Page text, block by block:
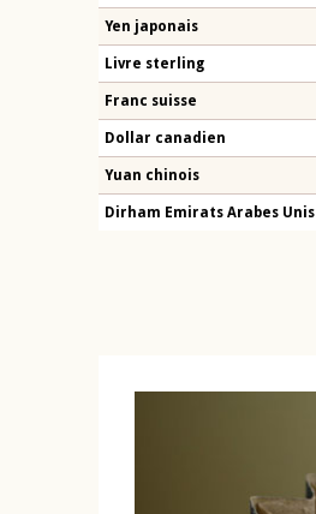
Yen japonais
Livre sterling
Franc suisse
Dollar canadien
Yuan chinois
Dirham Emirats Arabes Unis